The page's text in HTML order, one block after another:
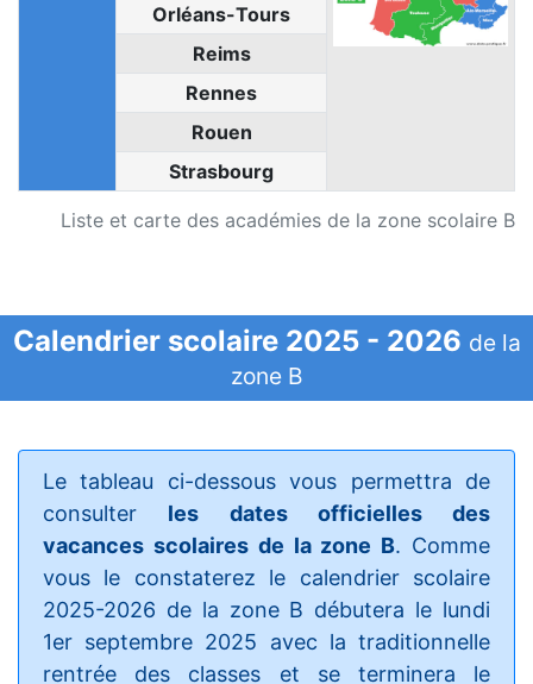
Liste et carte des académies de la zone scolaire B
Orléans-Tours
Reims
Rennes
Rouen
Strasbourg
Calendrier scolaire 2025 - 2026 de la
zone B
Le tableau ci-dessous vous permettra de
consulter les dates officielles des
vacances scolaires de la zone B. Comme
vous le constaterez le calendrier scolaire
2025-2026 de la zone B débutera le lundi
1er septembre 2025 avec la traditionnelle
rentrée des classes et se terminera le